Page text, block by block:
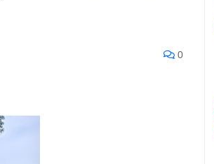
0